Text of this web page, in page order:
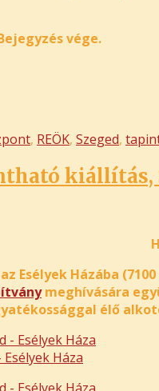
vége.
, REÖK, Szeged,
kiállítás,
Esélyek Házába
meghívására
élő
Háza